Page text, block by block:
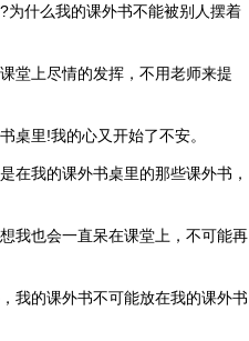
为什么我的课外书不能被别人摆着
堂上尽情的发挥，不用老师来提
桌里!我的心又开始了不安。
在我的课外书桌里的那些课外书，
我也会一直呆在课堂上，不可能再
我的课外书不可能放在我的课外书